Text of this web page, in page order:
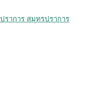
ราการ สมุทรปราการ